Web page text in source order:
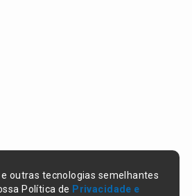
outras tecnologias semelhantes
Política de Privacidade e